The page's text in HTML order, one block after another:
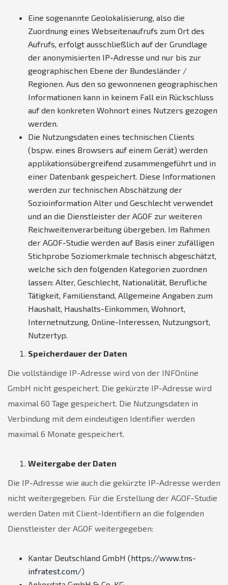
Eine sogenannte Geolokalisierung, also die
Zuordnung eines Webseitenaufrufs zum Ort des
Aufrufs, erfolgt ausschließlich auf der Grundlage
der anonymisierten IP-Adresse und nur bis zur
geographischen Ebene der Bundesländer /
Regionen. Aus den so gewonnenen geographischen
Informationen kann in keinem Fall ein Rückschluss
auf den konkreten Wohnort eines Nutzers gezogen
werden.
Die Nutzungsdaten eines technischen Clients
(bspw. eines Browsers auf einem Gerät) werden
applikationsübergreifend zusammengeführt und in
einer Datenbank gespeichert. Diese Informationen
werden zur technischen Abschätzung der
Sozioinformation Alter und Geschlecht verwendet
und an die Dienstleister der AGOF zur weiteren
Reichweitenverarbeitung übergeben. Im Rahmen
der AGOF-Studie werden auf Basis einer zufälligen
Stichprobe Soziomerkmale technisch abgeschätzt,
welche sich den folgenden Kategorien zuordnen
lassen: Alter, Geschlecht, Nationalität, Berufliche
Tätigkeit, Familienstand, Allgemeine Angaben zum
Haushalt, Haushalts-Einkommen, Wohnort,
Internetnutzung, Online-Interessen, Nutzungsort,
Nutzertyp.
Speicherdauer der Daten
Die vollständige IP-Adresse wird von der INFOnline
GmbH nicht gespeichert. Die gekürzte IP-Adresse wird
maximal 60 Tage gespeichert. Die Nutzungsdaten in
Verbindung mit dem eindeutigen Identifier werden
maximal 6 Monate gespeichert.
Weitergabe der Daten
Die IP-Adresse wie auch die gekürzte IP-Adresse werden
nicht weitergegeben. Für die Erstellung der AGOF-Studie
werden Daten mit Client-Identifiern an die folgenden
Dienstleister der AGOF weitergegeben:
Kantar Deutschland GmbH (https://www.tns-
infratest.com/)